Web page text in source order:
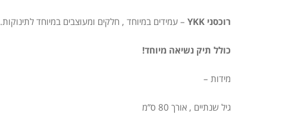
רוכסני YKK – עמידים במיוחד , חלקים ומעוצבים במיוחד לתינוקות.
כולל תיק נשיאה מיוחד!
מידות –
גיל שנתיים , אורך 80 ס”מ